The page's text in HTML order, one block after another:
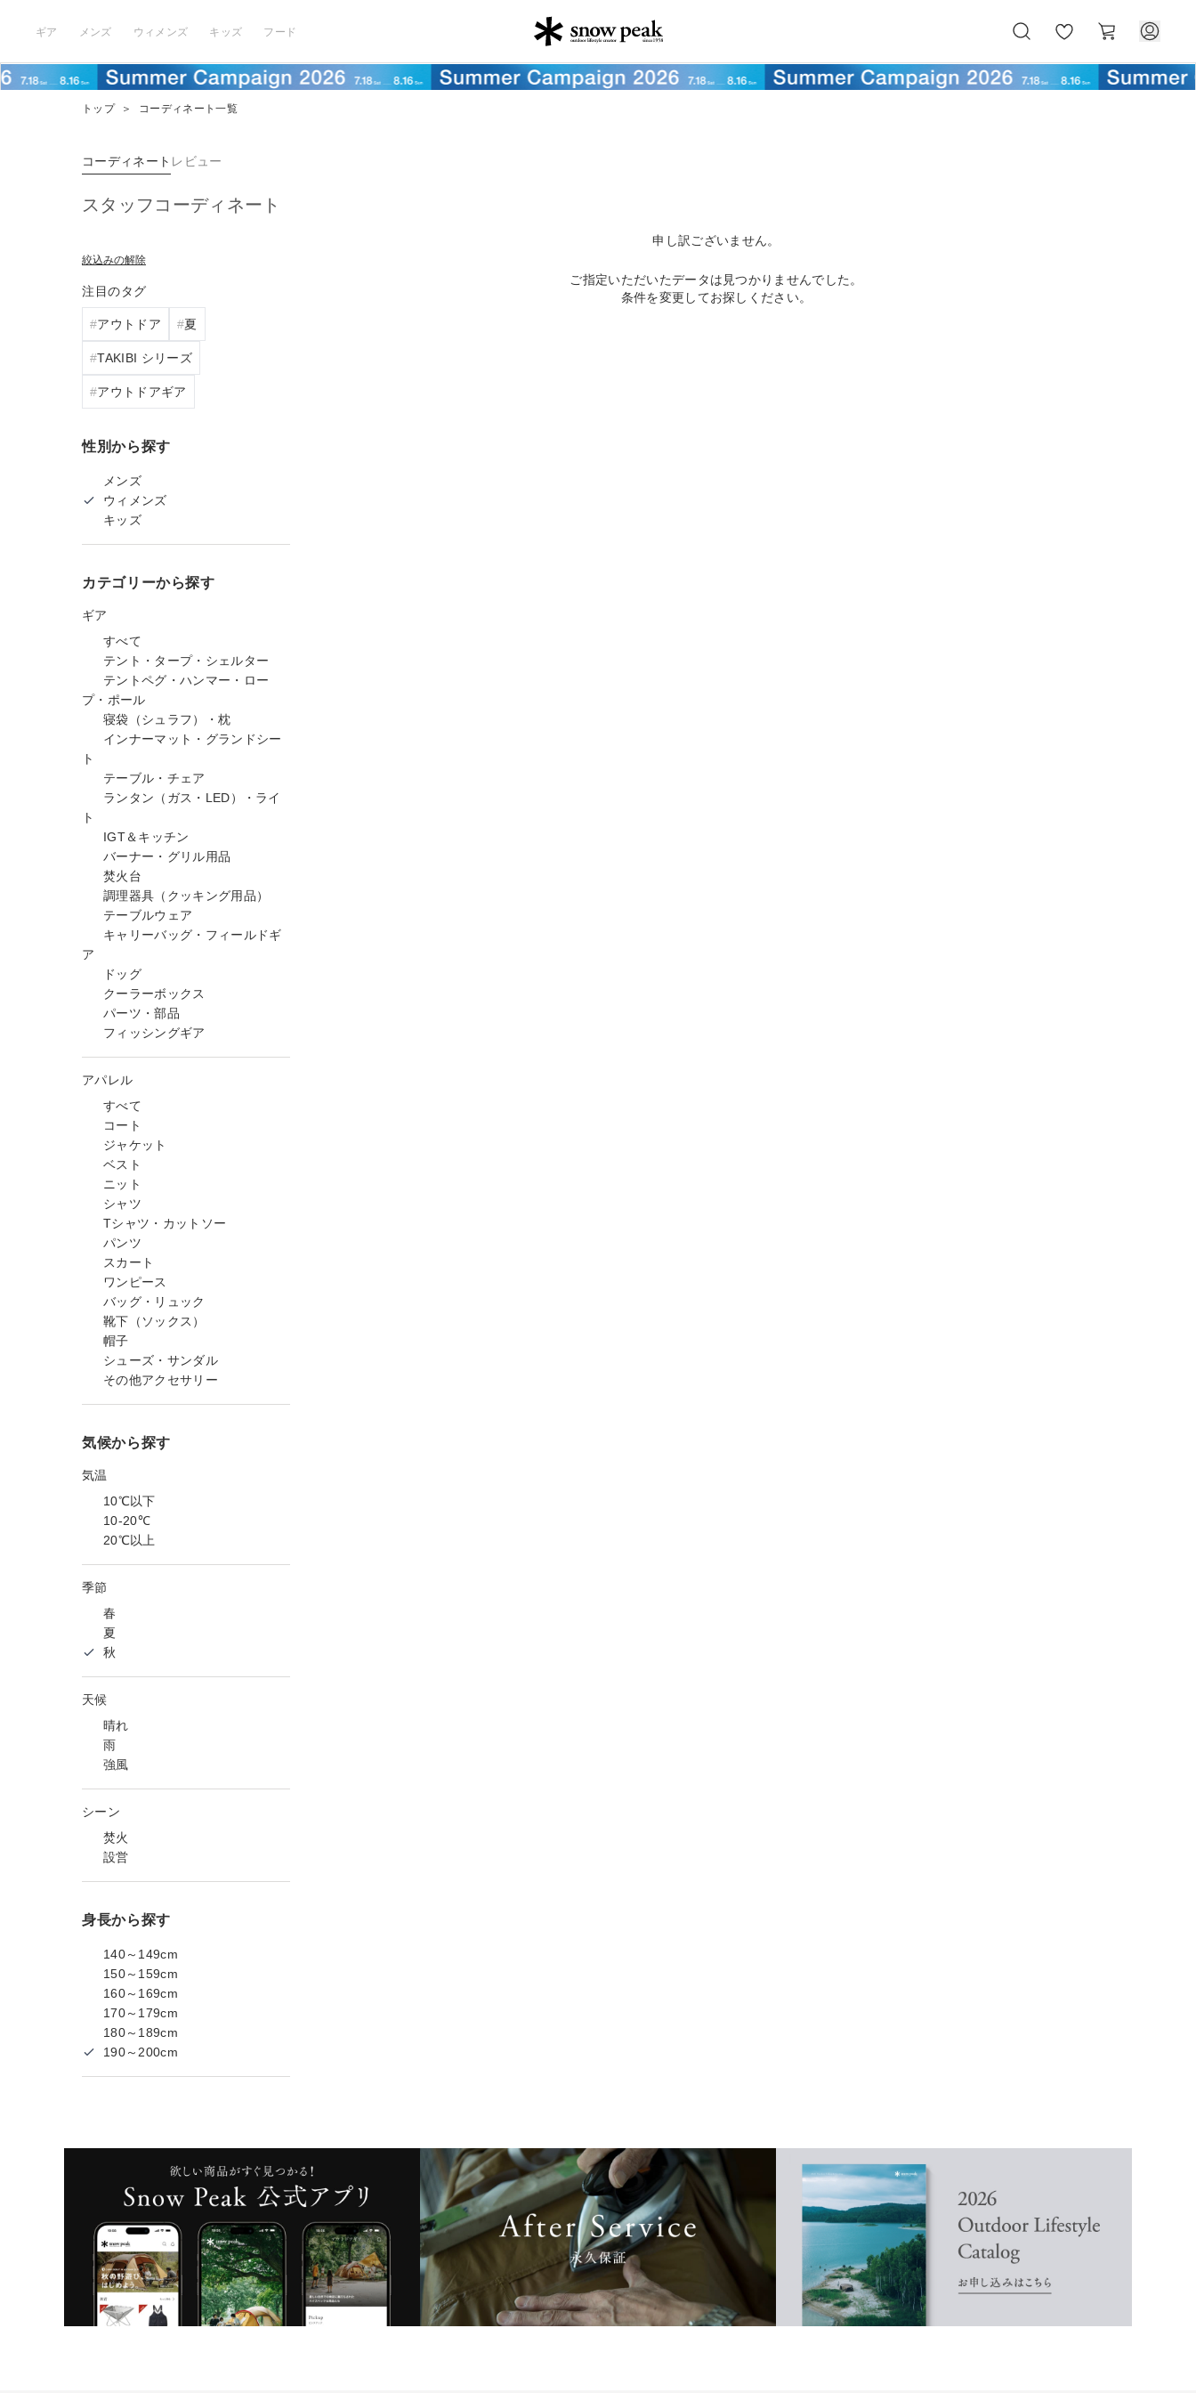
ギア メンズ ウィメンズ キッズ フード
気
に
ー
ト
トップ ＞ コーディネート一覧
コーディネート レビュー
スタッフコーディネート
絞込みの解除
注目のタグ
アウトドア 夏
TAKIBI シリーズ
アウトドアギア
性別から探す
メンズ
ウィメンズ
キッズ
カテゴリーから探す
ギア
すべて
テント・タープ・シェルター
テントペグ・ハンマー・ロー
プ・ポール
寝袋（シュラフ）・枕
インナーマット・グランドシー
ト
テーブル・チェア
ランタン（ガス・LED）・ライ
ト
IGT＆キッチン
バーナー・グリル用品
焚火台
調理器具（クッキング用品）
テーブルウェア
キャリーバッグ・フィールドギ
ア
ドッグ
クーラーボックス
パーツ・部品
フィッシングギア
アパレル
すべて
コート
ジャケット
ベスト
ニット
シャツ
Tシャツ・カットソー
パンツ
スカート
ワンピース
バッグ・リュック
靴下（ソックス）
帽子
シューズ・サンダル
その他アクセサリー
気候から探す
気温
10℃以下
10-20℃
20℃以上
季節
春
夏
秋
天候
晴れ
雨
強風
シーン
焚火
設営
身長から探す
140～149cm
150～159cm
160～169cm
170～179cm
180～189cm
190～200cm
申し訳ございません。
ご指定いただいたデータは見つかりませんでした。
条件を変更してお探しください。